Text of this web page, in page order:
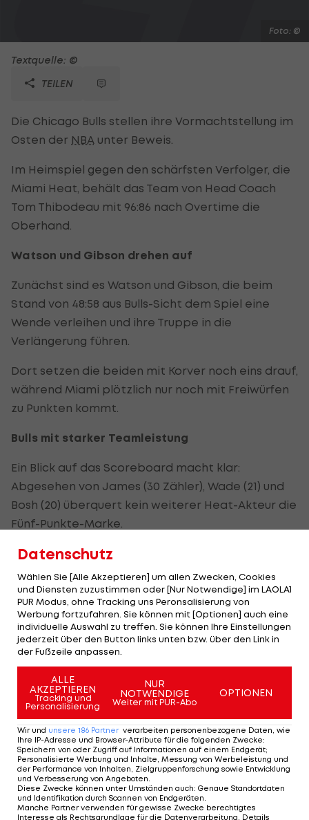
Foto: ©
Textquelle: ©
TEILEN
Die Chicago Bulls stellen ihre Vormachtstellung im
Osten der NBA unter Beweis.
Im Heimspiel gegen den schärfsten Verfolger, die
Miami Heat, behält das Team von Head Coach
Tom Thibodeau mit 96:86 nach Overtime die
Oberhand.
Watson und Gibson drehen auf
Zunächst sind es Watson und Gibson, die beim
Stand von 48:58 aus Bulls-Sicht dem Spiel eine
Wende verleihen und ihre Truppe in die
Verlängerung führen.
Dort setzen die beiden mit Korver noch eins drauf,
während Miami plötzlich nur noch mit Freiwürfen
zu Punkten kommt.
Bulls mit starker Teamleistung
Ein Blick auf das Scoreboard macht klar:
Abgesehen von James (30 Zähler), Wade (21) und
Bosh (20) überquert kein weiterer Heat-Akteur die
Fünf-Punkte-Marke.
Chicago glänzt hingegen mit mannschaftlicher
Geschlossenheit. Obwohl Rose nur zwei Punkte
beisteuert, weisen fünf Spieler einen
zweistelligen Score auf.
"Ich sorge mich nicht wegen meiner Stats", bleibt
Rose cool. "Ich versuche, meinen Rhythmus für die
Playoffs zu finden."
Duncan führt Spurs zum Sieg
DieSan Antonio Spursdürfen sich über einen
107:97-Erfolg über die Memphis Grizzlies freuen.
Alles überragender Mann auf dem Parkett ist
Duncan, der neben 28 Punkten auch zwölf
Datenschutz
Wählen Sie [Alle Akzeptieren] um allen Zwecken, Cookies
und Diensten zuzustimmen oder [Nur Notwendige] im LAOLA1
PUR Modus, ohne Tracking uns Peronsalisierung von
Werbung fortzufahren. Sie können mit [Optionen] auch eine
individuelle Auswahl zu treffen. Sie können Ihre Einstellungen
jederzeit über den Button links unten bzw. über den Link in
der Fußzeile anpassen.
ALLE
AKZEPTIEREN
Tracking und
Personalisierung
NUR
NOTWENDIGE
Weiter mit PUR-Abo
OPTIONEN
Wir und unsere 186 Partner verarbeiten personenbezogene Daten, wie
Ihre IP-Adresse und Browser-Attribute für die folgenden Zwecke:
Speichern von oder Zugriff auf Informationen auf einem Endgerät;
Personalisierte Werbung und Inhalte, Messung von Werbeleistung und
der Performance von Inhalten, Zielgruppenforschung sowie Entwicklung
und Verbesserung von Angeboten.
Diese Zwecke können unter Umständen auch: Genaue Standortdaten
und Identifikation durch Scannen von Endgeräten.
Manche Partner verwenden für gewisse Zwecke berechtigtes
Interesse als Rechtsgrundlage für die Datenverarbeitung. Details